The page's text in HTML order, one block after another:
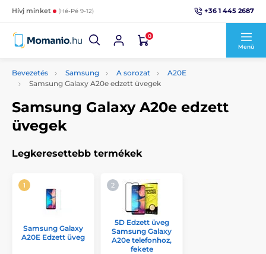
Hívj minket (Hé-Pé 9-12) +36 1 445 2687
0
Menü
Bevezetés Samsung A sorozat
A20E
Samsung Galaxy A20e edzett üvegek
Samsung Galaxy A20e edzett
üvegek
Legkeresettebb termékek
Samsung Galaxy
A20E Edzett üveg
5D Edzett üveg
Samsung Galaxy
A20e telefonhoz,
fekete